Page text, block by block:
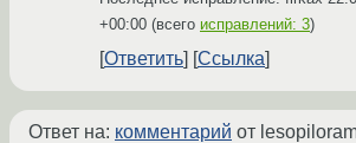
+00:00 (всего исправлений: 3)
Ответить Ссылка
Ответ на: комментарий от